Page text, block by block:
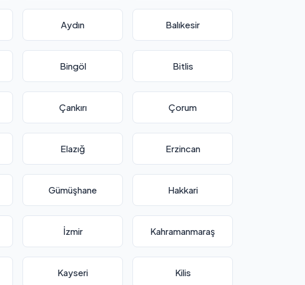
Aydın Balıkesir
Bingöl Bitlis
Çankırı Çorum
Elazığ Erzincan
Gümüşhane Hakkari
İzmir Kahramanmaraş
Kayseri Kilis